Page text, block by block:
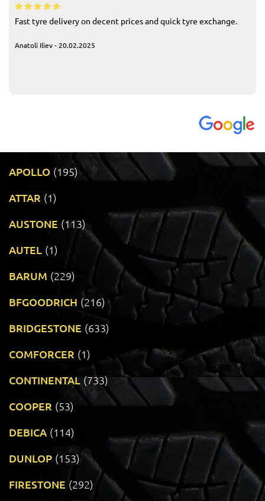
Fast tyre delivery on decent prices and quick tyre exchange.
Anatoli Iliev - 20.02.2025
APOLLO (195)
ATTAR (1)
AUSTONE (113)
AUTEL (1)
BARUM (229)
BFGOODRICH (216)
BRIDGESTONE (633)
COMFORCER (1)
CONTINENTAL (733)
COOPER (53)
DEBICA (114)
DUNLOP (153)
FIRESTONE (292)